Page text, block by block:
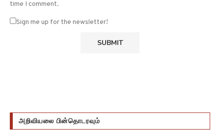
அறிவியலை பின்தொடரவும்